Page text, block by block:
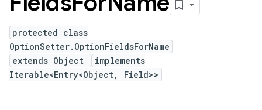
protected class
OptionSetter.OptionFieldsForName
extends Object
implements
Iterable<Entry<Object, Field>>